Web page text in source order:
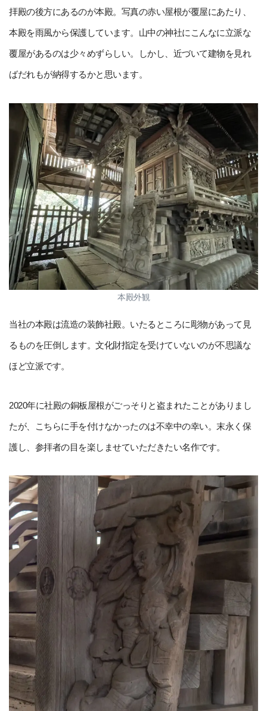
拝殿の後方にあるのが本殿。写真の赤い屋根が覆屋にあたり、
本殿を雨風から保護しています。山中の神社にこんなに立派な
覆屋があるのは少々めずらしい。しかし、近づいて建物を見れ
ばだれもが納得するかと思います。
本殿外観
当社の本殿は流造の装飾社殿。いたるところに彫物があって見
るものを圧倒します。文化財指定を受けていないのが不思議な
ほど立派です。
2020年に社殿の銅板屋根がごっそりと盗まれたことがありまし
たが、こちらに手を付けなかったのは不幸中の幸い。末永く保
護し、参拝者の目を楽しませていただきたい名作です。